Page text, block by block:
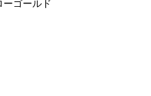
ゴールド